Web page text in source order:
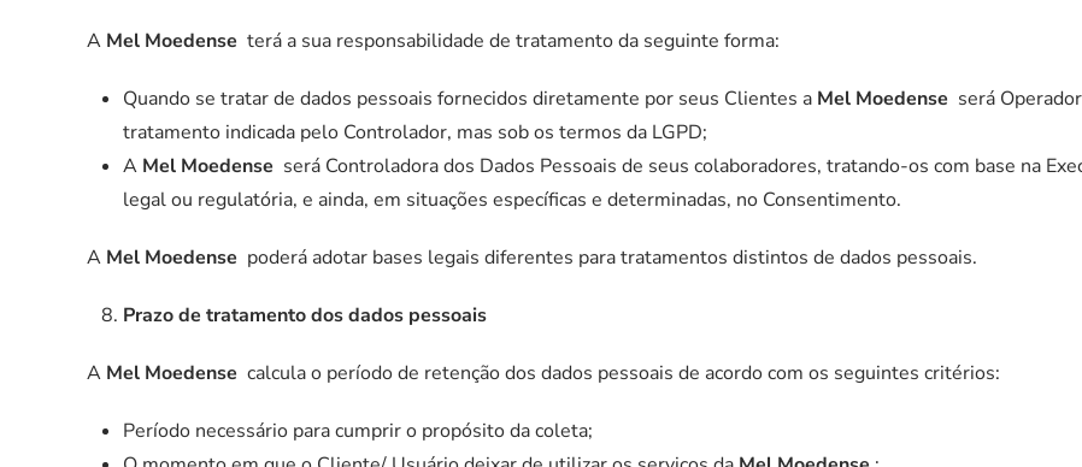
A Mel Moedense terá a sua responsabilidade de tratamento da seguinte forma:
Quando se tratar de dados pessoais fornecidos diretamente por seus Clientes a Mel Moedense será
tratamento indicada pelo Controlador, mas sob os termos da LGPD;
A Mel Moedense será Controladora dos Dados Pessoais de seus colaboradores, tratando-os com base na
legal ou regulatória, e ainda, em situações específicas e determinadas, no Consentimento.
A Mel Moedense poderá adotar bases legais diferentes para tratamentos distintos de dados pessoais.
Prazo de tratamento dos dados pessoais
A Mel Moedense calcula o período de retenção dos dados pessoais de acordo com os seguintes critérios:
Período necessário para cumprir o propósito da coleta;